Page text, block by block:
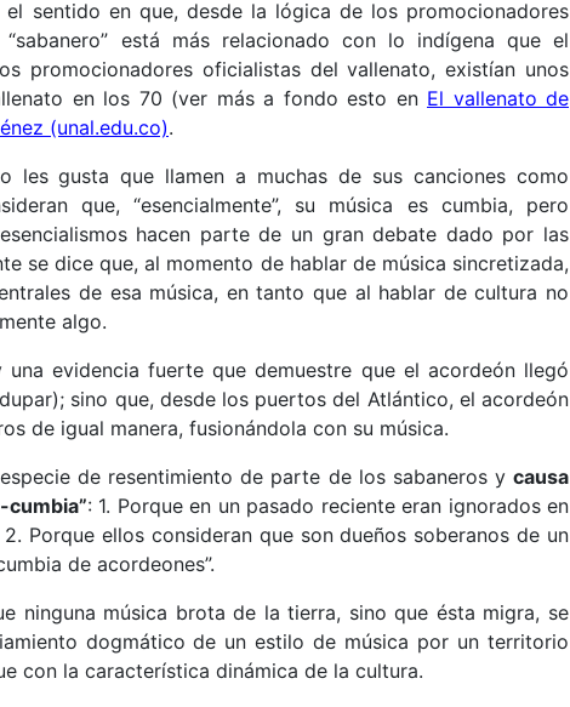
sentido en que, desde la lógica de los promocionadores
está más relacionado con lo indígena que el
promocionadores oficialistas del vallenato, existían unos
en los 70 (ver más a fondo esto en El vallenato de
(unal.edu.co).
les gusta que llamen a muchas de sus canciones como
que, “esencialmente”, su música es cumbia, pero
hacen parte de un gran debate dado por las
se dice que, al momento de hablar de música sincretizada,
de esa música, en tanto que al hablar de cultura no
algo.
evidencia fuerte que demuestre que el acordeón llegó
sino que, desde los puertos del Atlántico, el acordeón
de igual manera, fusionándola con su música.
de resentimiento de parte de los sabaneros y causa
cumbia”: 1. Porque en un pasado reciente eran ignorados en
Porque ellos consideran que son dueños soberanos de un
de acordeones”.
ninguna música brota de la tierra, sino que ésta migra, se
dogmático de un estilo de música por un territorio
con la característica dinámica de la cultura.